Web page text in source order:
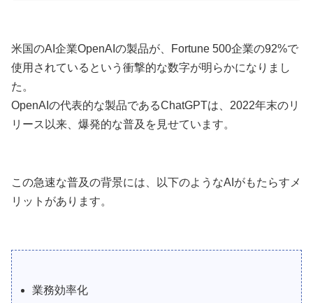
米国のAI企業OpenAIの製品が、Fortune 500企業の92%で
使用されているという衝撃的な数字が明らかになりまし
た。
OpenAIの代表的な製品であるChatGPTは、2022年末のリ
リース以来、爆発的な普及を見せています。
この急速な普及の背景には、以下のようなAIがもたらすメ
リットがあります。
業務効率化